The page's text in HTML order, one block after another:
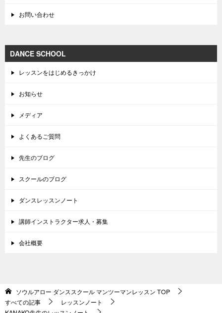
お問い合わせ
DANCE SCHOOL
レッスンをはじめるきっかけ
お知らせ
メディア
よくあるご質問
先生のブログ
スクールのブログ
ダンスレッスンノート
講師インストラクター求人・募集
会社概要
ソウルアロー ダンススクール マンツーマンレッスン TOP
すべての記事
レッスンノート